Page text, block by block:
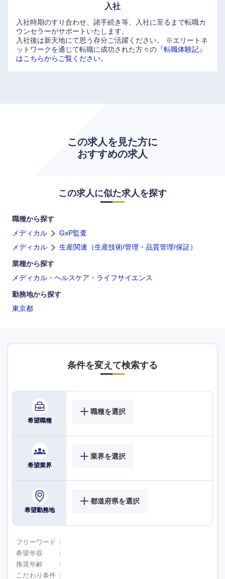
入社
入社時期のすり合わせ、諸手続き等、入社に至るまで転職カ
ウンセラーがサポートいたします。
入社後は新天地にて思う存分ご活躍ください。
※エリートネ
ットワークを通じて転職に成功された方々の 『転職体験記』
はこちらからご覧ください。
この求人を見た方に
おすすめの求人
この求人に似た求人を探す
職種から探す
メディカル
GxP監査
メディカル
生産関連（生産技術/管理・品質管理/保証）
業種から探す
メディカル・ヘルスケア・ライフサイエンス
勤務地から探す
東京都
条件を変えて検索する
希望職種
職種を選択
希望業界
業界を選択
希望勤務地
都道府県を選択
フリーワード
希望年収
推奨年齢
こだわり条件
宮崎県
海外